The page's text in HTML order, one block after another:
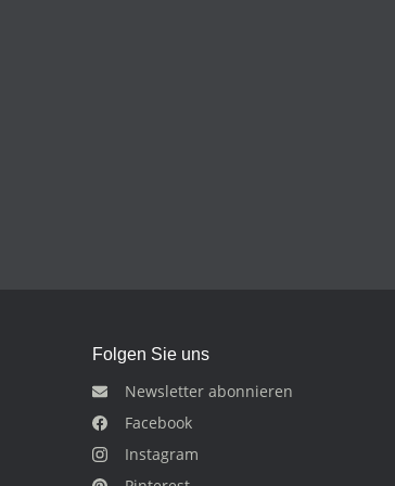
Folgen Sie uns
Newsletter abonnieren
Facebook
Instagram